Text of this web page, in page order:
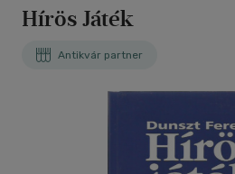
Hírös Játék
Antikvár partner